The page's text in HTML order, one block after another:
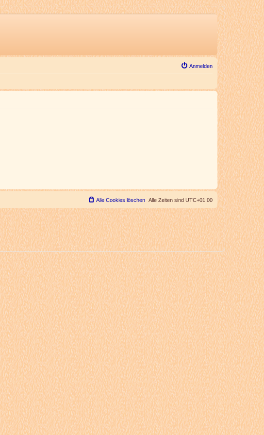
Anmelden
Alle Zeiten sind UTC+01:00
Alle Cookies löschen